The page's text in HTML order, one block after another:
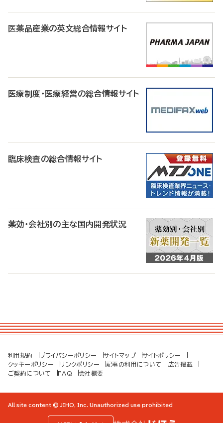
医薬品産業の英文総合情報サイト
医療制度・医療経営の総合情報サイト
臨床検査の総合情報サイト
薬効・会社別の主な国内開発状況
利用規約 プライバシーポリシー サイトマップ
サイトポリシー
クッキーポリシー
リンクポリシー 記事の利用について
広告掲載
ご契約について
FAQ 会社概要
All site content © JIHO, Inc. Unauthorized use prohibited